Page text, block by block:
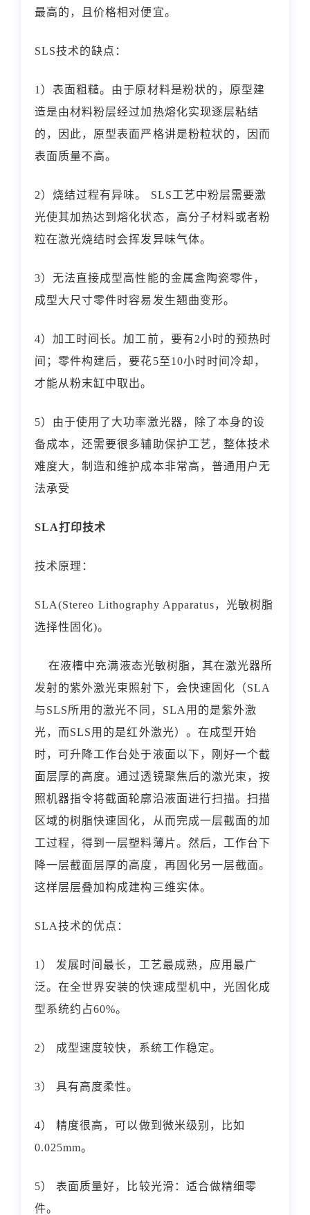
最高的，且价格相对便宜。
SLS技术的缺点：
1）表面粗糙。由于原材料是粉状的，原型建
造是由材料粉层经过加热熔化实现逐层粘结
的，因此，原型表面严格讲是粉粒状的，因而
表面质量不高。
2）烧结过程有异味。 SLS工艺中粉层需要激
光使其加热达到熔化状态，高分子材料或者粉
粒在激光烧结时会挥发异味气体。
3）无法直接成型高性能的金属盒陶瓷零件，
成型大尺寸零件时容易发生翘曲变形。
4）加工时间长。加工前，要有2小时的预热时
间；零件构建后，要花5至10小时时间冷却，
才能从粉末缸中取出。
5）由于使用了大功率激光器，除了本身的设
备成本，还需要很多辅助保护工艺，整体技术
难度大，制造和维护成本非常高，普通用户无
法承受
SLA打印技术
技术原理：
SLA(Stereo Lithography Apparatus，光敏树脂
选择性固化)。
在液槽中充满液态光敏树脂，其在激光器所
发射的紫外激光束照射下，会快速固化（SLA
与SLS所用的激光不同，SLA用的是紫外激
光，而SLS用的是红外激光）。在成型开始
时，可升降工作台处于液面以下，刚好一个截
面层厚的高度。通过透镜聚焦后的激光束，按
照机器指令将截面轮廓沿液面进行扫描。扫描
区域的树脂快速固化，从而完成一层截面的加
工过程，得到一层塑料薄片。然后，工作台下
降一层截面层厚的高度，再固化另一层截面。
这样层层叠加构成建构三维实体。
SLA技术的优点：
1） 发展时间最长，工艺最成熟，应用最广
泛。在全世界安装的快速成型机中，光固化成
型系统约占60%。
2） 成型速度较快，系统工作稳定。
3） 具有高度柔性。
4） 精度很高，可以做到微米级别，比如
0.025mm。
5） 表面质量好，比较光滑：适合做精细零
件。